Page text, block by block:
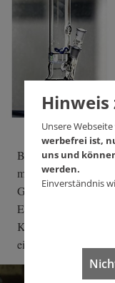
Bis 1985 plötzlich
mit langen Haaren
Gefäß in Auftrag gab,
Eines mit
Köpfchen. "Es war
ein Kölbchen, das
Hinweis
Unsere
werbefrei ist,
uns und
werden.
Einverständnis